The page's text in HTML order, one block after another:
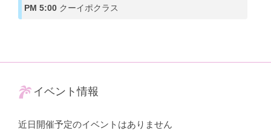
PM 5:00 クーイポクラス
イベント情報
近日開催予定のイベントはありません